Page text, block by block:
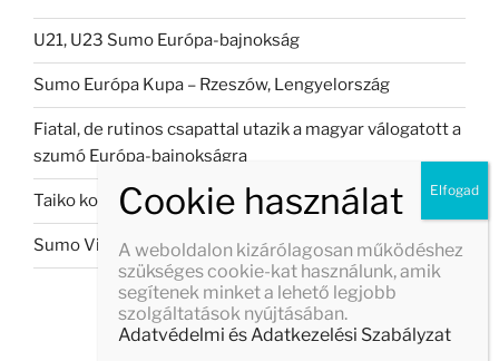
U21, U23 Sumo Európa-bajnokság
Sumo Európa Kupa – Rzeszów, Lengyelország
Fiatal, de rutinos csapattal utazik a magyar válogatott a
szumó Európa-bajnokságra
Taiko koncert Veszprémban
Sumo Világbajnokság 2026
A weboldalon kizárólagosan működéshez
szükséges cookie-kat használunk, amik
segítenek minket a lehető legjobb
szolgáltatások nyújtásában.
Adatvédelmi és Adatkezelési Szabályzat